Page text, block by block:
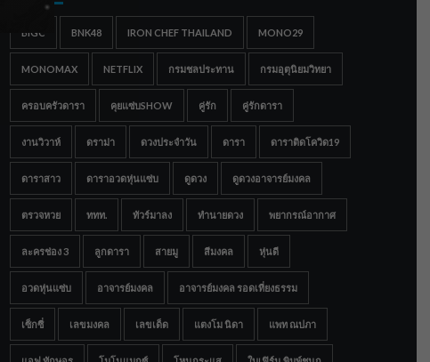
BIGC BNK48 IRON CHEF THAILAND MONO29
MONOMAX NETFLIX กรมชลประทาน กรมอุตุนิยมวิทยา
ครอบครัวดารา คุยแซ่บSHOW คู่รัก คู่รักดารา
งานวิวาห์ ดราม่า ดวงประจำวัน ดารา ดาราติดโควิด19
ดาราสาว ดาราอวดหุ่นแซ่บ ดูดวง ดูดวงอาจารย์มงคล
ตรวจหวย ททท. ทัวร์มาลง ทำนายดวง พยากรณ์อากาศ
ละครช่อง 3 ลูกดารา สายมู สีมงคล หุ่นดี
อวดหุ่นแซ่บ อาจารย์มงคล อาจารย์มงคล รอดเที่ยงธรรม
เซ็กซี่ เลขมงคล เลขเด็ด แตงโม นิดา แพท ณปภา